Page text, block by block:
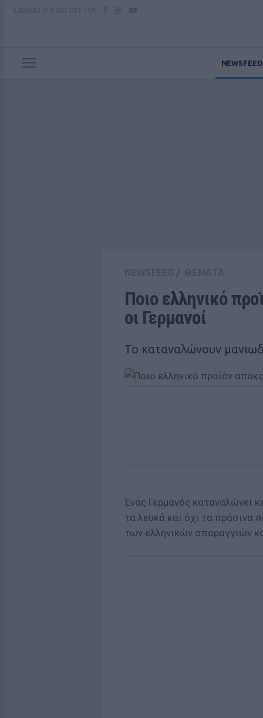
NEWSFEED
Ποιο ελληνικό
οι Γερμανοί
Το καταναλώνουν
Ένας Γερμανός καταναλώνει
τα λευκά και όχι τα πράσινα
των ελληνικών σπαραγγιών